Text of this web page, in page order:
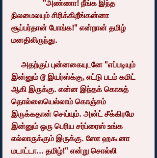
நிலமைலயும் சிரிக்கிறீங்கன்னா
சூப்பர்தான் போங்க!" என்றான் தமிழ்
மனதிலிருந்து.
இன்னும் டூ இயர்ஸ்க்கு, எட்டு படம் கமிட்
ஆகி இருக்கு. என்ன இந்தக் கொசுத்
தொல்லையெல்லாம் கொஞ்சம்
இருக்கதான் செய்யும். அன்ட் சீக்கிரமே
இன்னும் ஒரு பெரிய சர்ப்ரைஸ் உங்க
எல்லாருக்கும் இருக்கு. ஸோ ஹகூனா
மடாட்டா... தமிழ்!" என்று சொல்லி